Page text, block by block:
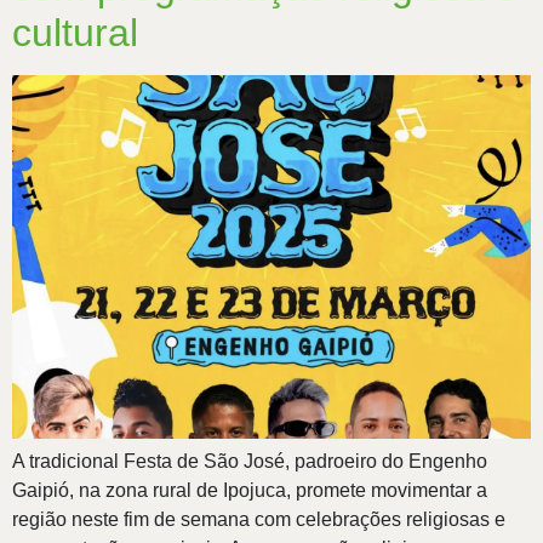
cultural
A tradicional Festa de São José, padroeiro do Engenho
Gaipió, na zona rural de Ipojuca, promete movimentar a
região neste fim de semana com celebrações religiosas e